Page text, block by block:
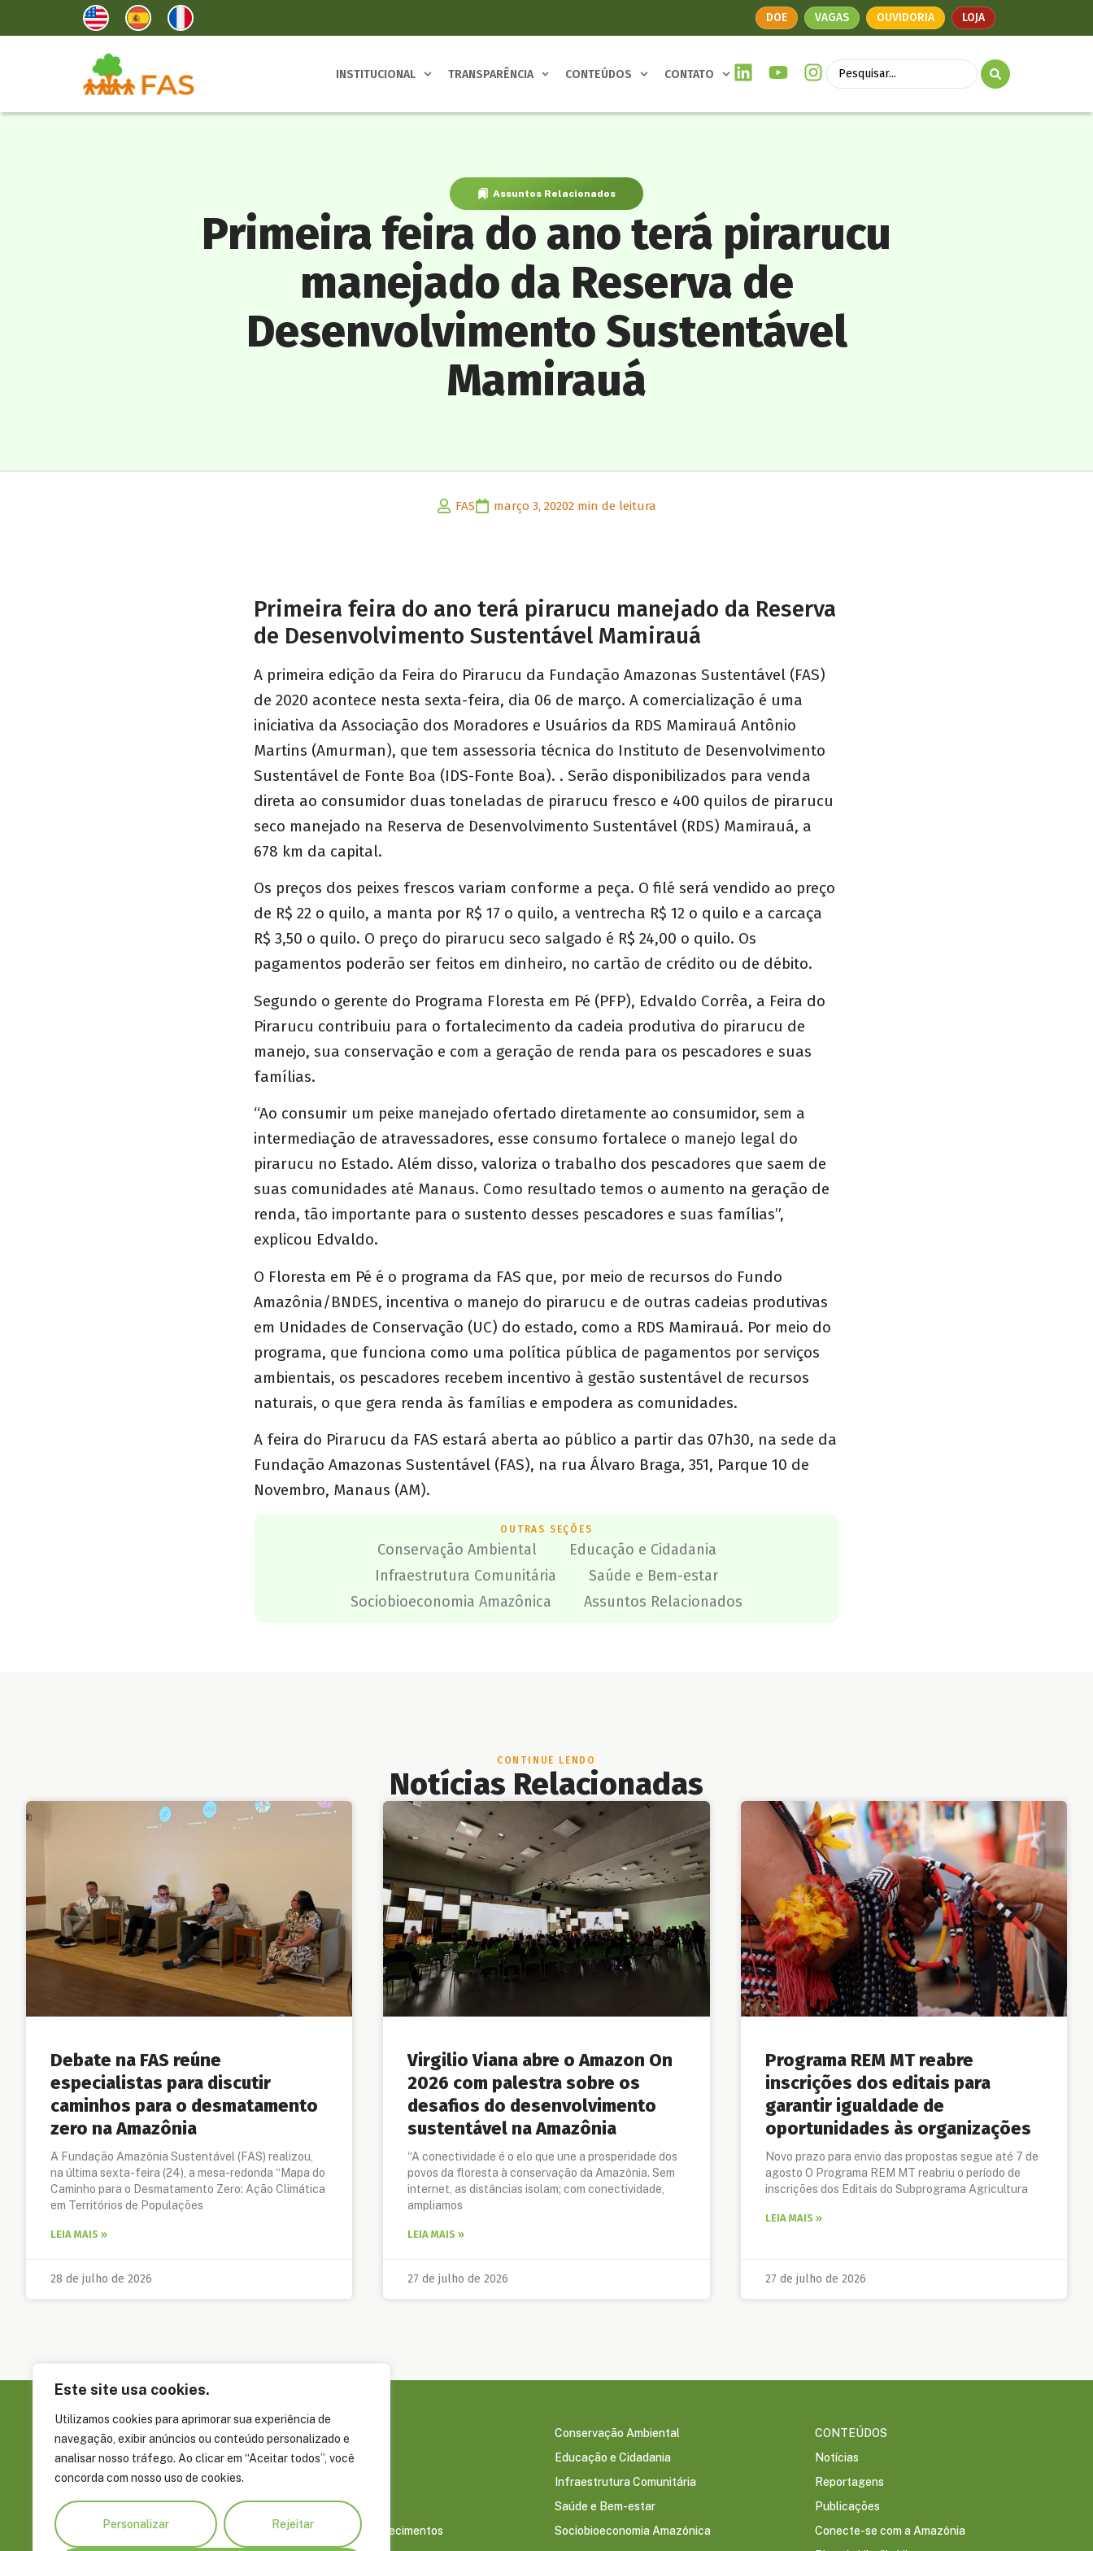
Este site usa cookies.
Utilizamos cookies para aprimorar sua experiência de
navegação, exibir anúncios ou conteúdo personalizado e
analisar nosso tráfego. Ao clicar em “Aceitar todos”, você
concorda com nosso uso de cookies.
Personalizar Rejeitar
DOE VAGAS OUVIDORIA LOJA
INSTITUCIONAL TRANSPARÊNCIA CONTEÚDOS CONTATO
Assuntos Relacionados
Primeira feira do ano terá pirarucu
manejado da Reserva de
Desenvolvimento Sustentável
Mamirauá
FAS março 3, 20202 min de leitura
Primeira feira do ano terá pirarucu manejado da Reserva
de Desenvolvimento Sustentável Mamirauá
A primeira edição da Feira do Pirarucu da Fundação Amazonas Sustentável (FAS)
de 2020 acontece nesta sexta-feira, dia 06 de março. A comercialização é uma
iniciativa da Associação dos Moradores e Usuários da RDS Mamirauá Antônio
Martins (Amurman), que tem assessoria técnica do Instituto de Desenvolvimento
Sustentável de Fonte Boa (IDS-Fonte Boa). . Serão disponibilizados para venda
direta ao consumidor duas toneladas de pirarucu fresco e 400 quilos de pirarucu
seco manejado na Reserva de Desenvolvimento Sustentável (RDS) Mamirauá, a
678 km da capital.
Os preços dos peixes frescos variam conforme a peça. O filé será vendido ao preço
de R$ 22 o quilo, a manta por R$ 17 o quilo, a ventrecha R$ 12 o quilo e a carcaça
R$ 3,50 o quilo. O preço do pirarucu seco salgado é R$ 24,00 o quilo. Os
pagamentos poderão ser feitos em dinheiro, no cartão de crédito ou de débito.
Segundo o gerente do Programa Floresta em Pé (PFP), Edvaldo Corrêa, a Feira do
Pirarucu contribuiu para o fortalecimento da cadeia produtiva do pirarucu de
manejo, sua conservação e com a geração de renda para os pescadores e suas
famílias.
“Ao consumir um peixe manejado ofertado diretamente ao consumidor, sem a
intermediação de atravessadores, esse consumo fortalece o manejo legal do
pirarucu no Estado. Além disso, valoriza o trabalho dos pescadores que saem de
suas comunidades até Manaus. Como resultado temos o aumento na geração de
renda, tão importante para o sustento desses pescadores e suas famílias”,
explicou Edvaldo.
O Floresta em Pé é o programa da FAS que, por meio de recursos do Fundo
Amazônia/BNDES, incentiva o manejo do pirarucu e de outras cadeias produtivas
em Unidades de Conservação (UC) do estado, como a RDS Mamirauá. Por meio do
programa, que funciona como uma política pública de pagamentos por serviços
ambientais, os pescadores recebem incentivo à gestão sustentável de recursos
naturais, o que gera renda às famílias e empodera as comunidades.
A feira do Pirarucu da FAS estará aberta ao público a partir das 07h30, na sede da
Fundação Amazonas Sustentável (FAS), na rua Álvaro Braga, 351, Parque 10 de
Novembro, Manaus (AM).
OUTRAS SEÇÕES
Conservação Ambiental
Educação e Cidadania
Infraestrutura Comunitária
Saúde e Bem-estar
Sociobioeconomia Amazônica
Assuntos Relacionados
CONTINUE LENDO
Notícias Relacionadas
Debate na FAS reúne
especialistas para discutir
caminhos para o desmatamento
zero na Amazônia
A Fundação Amazônia Sustentável (FAS) realizou,
na última sexta-feira (24), a mesa-redonda “Mapa do
Caminho para o Desmatamento Zero: Ação Climática
em Territórios de Populações
LEIA MAIS »
28 de julho de 2026
Virgilio Viana abre o Amazon On
2026 com palestra sobre os
desafios do desenvolvimento
sustentável na Amazônia
“A conectividade é o elo que une a prosperidade dos
povos da floresta à conservação da Amazônia. Sem
internet, as distâncias isolam; com conectividade,
ampliamos
LEIA MAIS »
27 de julho de 2026
Programa REM MT reabre
inscrições dos editais para
garantir igualdade de
oportunidades às organizações
Novo prazo para envio das propostas segue até 7 de
agosto O Programa REM MT reabriu o período de
inscrições dos Editais do Subprograma Agricultura
LEIA MAIS »
27 de julho de 2026
Rua Álvaro Braga, 351, Parque Dez de
69055-660
+55 92 4009 8900
Sobre a FAS
Governança
Parceiros
Prêmios e Reconhecimentos
Conservação Ambiental
Educação e Cidadania
Infraestrutura Comunitária
Saúde e Bem-estar
Sociobioeconomia Amazônica
CONTEÚDOS
Notícias
Reportagens
Publicações
Conecte-se com a Amazônia